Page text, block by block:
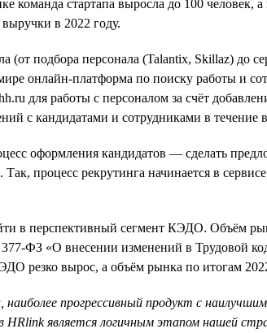
стартапа выросла до 100 человек,
в 2022 году.
(от подбора персонала (Talantix, Skillaz) до
онлайн-платформа по поиску работы и
для работы с персоналом за счёт
с кандидатами и сотрудниками в течение
оформления кандидатов — сделать
процесс рекрутинга начинается в
в перспективный сегмент КЭДО. Объём
ФЗ «О внесении изменений в Трудовой
резко вырос, а объём рынка по итогам
прогрессивный продукт с
HRlink является логичным этапом нашей